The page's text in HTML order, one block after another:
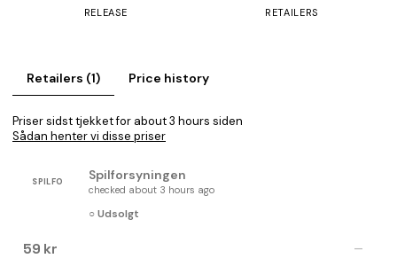
RELEASE RETAILERS
Retailers (1) Price history
Priser sidst tjekket for about 3 hours siden
Sådan henter vi disse priser
SPILFO Spilforsyningen
checked about 3 hours ago
○ Udsolgt
59 kr —